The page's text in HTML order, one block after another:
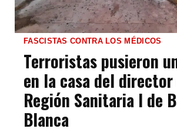
FASCISTAS CONTRA LOS MÉDICOS
Terroristas pusieron
en la casa del director
Región Sanitaria I de
Blanca